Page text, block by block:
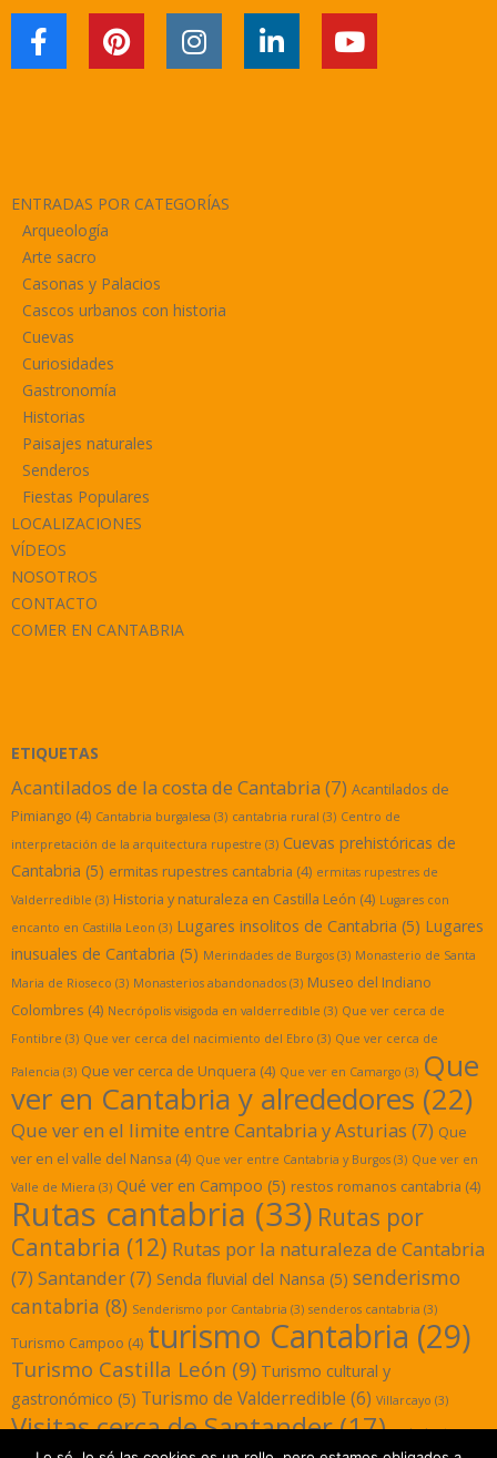
ENTRADAS POR CATEGORÍAS
Arqueología
Arte sacro
Casonas y Palacios
Cascos urbanos con historia
Cuevas
Curiosidades
Gastronomía
Historias
Paisajes naturales
Senderos
Fiestas Populares
LOCALIZACIONES
VÍDEOS
NOSOTROS
CONTACTO
COMER EN CANTABRIA
ETIQUETAS
Acantilados de la costa de Cantabria (7) Acantilados de
Pimiango (4) Cantabria burgalesa (3) cantabria rural (3) Centro de
interpretación de la arquitectura rupestre (3) Cuevas prehistóricas de
Cantabria (5) ermitas rupestres cantabria (4) ermitas rupestres de
Valderredible (3) Historia y naturaleza en Castilla León (4) Lugares con
encanto en Castilla Leon (3) Lugares insolitos de Cantabria (5) Lugares
inusuales de Cantabria (5) Merindades de Burgos (3) Monasterio de Santa
Maria de Rioseco (3) Monasterios abandonados (3) Museo del Indiano
Colombres (4) Necrópolis visigoda en valderredible (3) Que ver cerca de
Fontibre (3) Que ver cerca del nacimiento del Ebro (3) Que ver cerca de
Palencia (3) Que ver cerca de Unquera (4) Que ver en Camargo (3) Que
ver en Cantabria y alrededores (22)
Que ver en el limite entre Cantabria y Asturias (7) Que
ver en el valle del Nansa (4) Que ver entre Cantabria y Burgos (3) Que ver en
Valle de Miera (3) Qué ver en Campoo (5) restos romanos cantabria (4)
Rutas cantabria (33) Rutas por
Cantabria (12) Rutas por la naturaleza de Cantabria
(7) Santander(7) Senda fluvial del Nansa (5) senderismo
cantabria (8) Senderismo por Cantabria (3) senderos cantabria (3)
Turismo Campoo (4) turismo Cantabria (29)
Turismo Castilla León (9) Turismo cultural y
gastronómico (5) Turismo de Valderredible (6) Villarcayo (3)
Visitas cerca de Santander(17) yacimientos